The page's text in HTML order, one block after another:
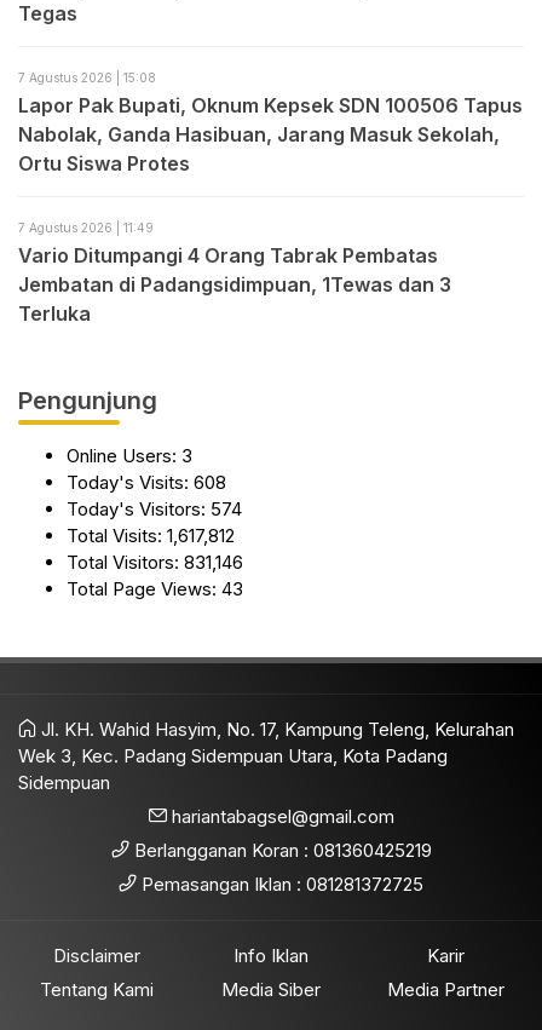
Tegas
7 Agustus 2026 | 15:08
Lapor Pak Bupati, Oknum Kepsek SDN 100506 Tapus
Nabolak, Ganda Hasibuan, Jarang Masuk Sekolah,
Ortu Siswa Protes
7 Agustus 2026 | 11:49
Vario Ditumpangi 4 Orang Tabrak Pembatas
Jembatan di Padangsidimpuan, 1Tewas dan 3
Terluka
Pengunjung
Online Users: 3
Today's Visits: 608
Today's Visitors: 574
Total Visits: 1,617,812
Total Visitors: 831,146
Total Page Views: 43
Jl. KH. Wahid Hasyim, No. 17, Kampung Teleng, Kelurahan
Wek 3, Kec. Padang Sidempuan Utara, Kota Padang
Sidempuan
hariantabagsel@gmail.com
Berlangganan Koran : 081360425219
Pemasangan Iklan : 081281372725
Disclaimer
Tentang Kami
Info Iklan
Media Siber
Karir
Media Partner